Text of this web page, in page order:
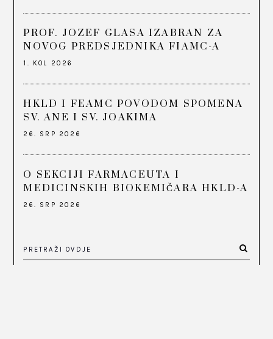
PROF. JOZEF GLASA IZABRAN ZA
NOVOG PREDSJEDNIKA FIAMC-A
1. KOL 2026
HKLD I FEAMC POVODOM SPOMENA
SV. ANE I SV. JOAKIMA
26. SRP 2026
O SEKCIJI FARMACEUTA I
MEDICINSKIH BIOKEMIČARA HKLD-A
26. SRP 2026